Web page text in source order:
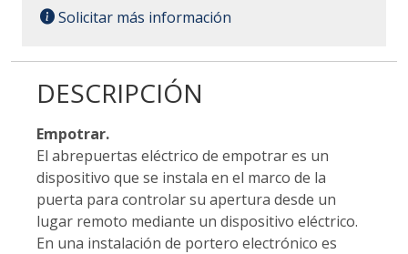
Solicitar más información
DESCRIPCIÓN
Empotrar.
El abrepuertas eléctrico de empotrar es un
dispositivo que se instala en el marco de la
puerta para controlar su apertura desde un
lugar remoto mediante un dispositivo eléctrico.
En una instalación de portero electrónico es